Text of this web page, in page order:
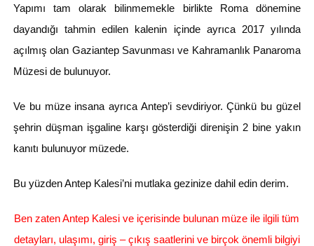
Yapımı tam olarak bilinmemekle birlikte Roma dönemine
dayandığı tahmin edilen kalenin içinde ayrıca 2017 yılında
açılmış olan Gaziantep Savunması ve Kahramanlık Panaroma
Müzesi de bulunuyor.
Ve bu müze insana ayrıca Antep’i sevdiriyor. Çünkü bu güzel
şehrin düşman işgaline karşı gösterdiği direnişin 2 bine yakın
kanıtı bulunuyor müzede.
Bu yüzden Antep Kalesi’ni mutlaka gezinize dahil edin derim.
Ben zaten Antep Kalesi ve içerisinde bulunan müze ile ilgili tüm
detayları, ulaşımı, giriş – çıkış saatlerini ve birçok önemli bilgiyi